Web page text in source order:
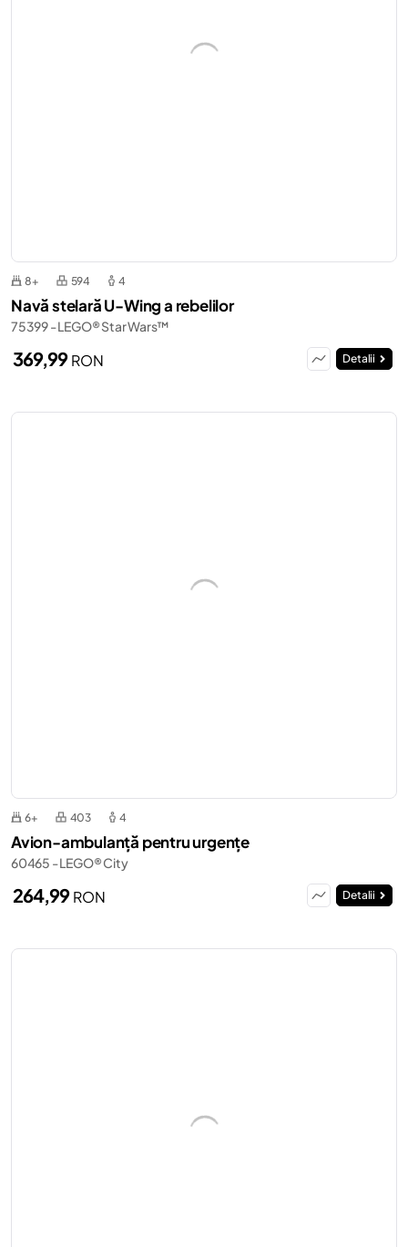
8+ 594 4
Navă stelară U-Wing a rebelilor
75399 - LEGO® Star Wars™
369,99RON Detalii
6+ 403 4
Avion-ambulanță pentru urgențe
60465 - LEGO® City
264,99RON Detalii